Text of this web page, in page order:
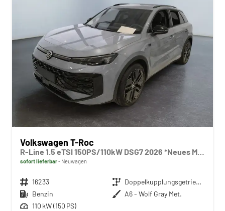
Volkswagen T-Roc
R-Line 1.5 eTSI 150PS/110kW DSG7 2026 *Neues Modell* | +AHK +BlackStyle +19" ALU +IQ.Licht-Matrix +NAVI
sofort lieferbar Neuwagen
Fahrzeugnr. 16233 Getriebe
Doppelkupplungsgetriebe (DSG)
Kraftstoff Benzin Außenfarbe A6 - Wolf Gray Met.
Leistung 110 kW (150 PS)